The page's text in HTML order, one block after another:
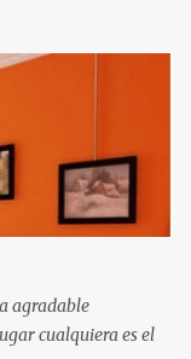
los niños, entre
agradable
cualquiera es el